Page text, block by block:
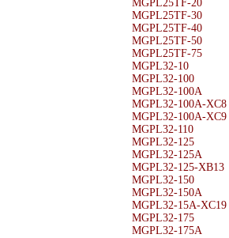
MGPL25TF-20
MGPL25TF-30
MGPL25TF-40
MGPL25TF-50
MGPL25TF-75
MGPL32-10
MGPL32-100
MGPL32-100A
MGPL32-100A-XC8
MGPL32-100A-XC9
MGPL32-110
MGPL32-125
MGPL32-125A
MGPL32-125-XB13
MGPL32-150
MGPL32-150A
MGPL32-15A-XC19
MGPL32-175
MGPL32-175A